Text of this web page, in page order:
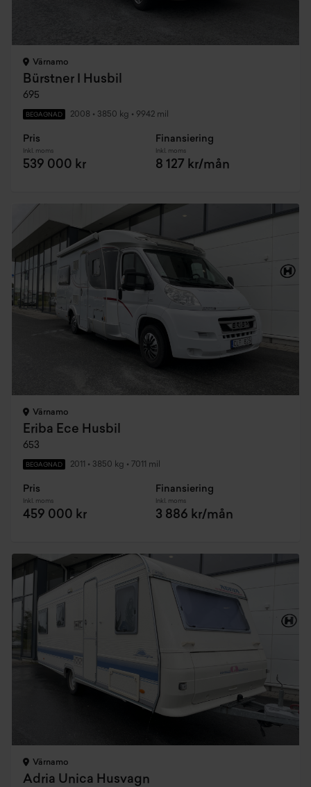
Värnamo
Bürstner I Husbil
695
BEGAGNAD 2008 • 3850 kg • 9942 mil
Pris
Inkl. moms
539 000 kr
Finansiering
Inkl. moms
8 127 kr/mån
Värnamo
Eriba Ece Husbil
653
BEGAGNAD 2011 • 3850 kg • 7011 mil
Pris
Inkl. moms
459 000 kr
Finansiering
Inkl. moms
3 886 kr/mån
Värnamo
Adria Unica Husvagn